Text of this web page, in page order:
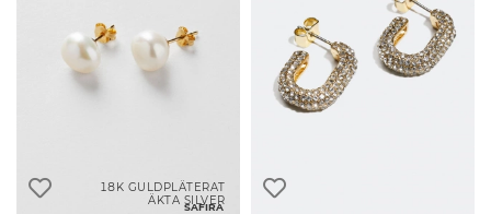
SAFIRA
18K GULDPLÄTERAT
ÄKTA SILVER